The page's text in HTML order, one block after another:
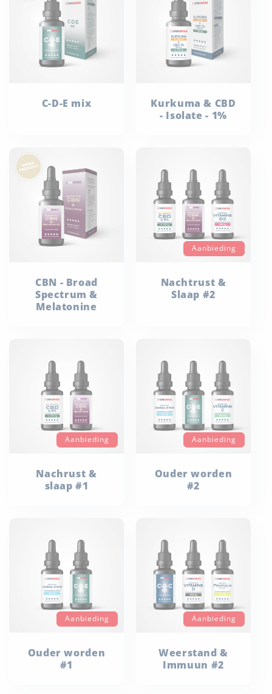
C-D-E mix
Kurkuma & CBD
- Isolate - 1%
CBN - Broad
Spectrum &
Melatonine
Aanbieding
Nachtrust &
Slaap #2
Aanbieding
Nachrust &
slaap #1
Aanbieding
Ouder worden
#2
Aanbieding
Ouder worden
#1
Aanbieding
Weerstand &
Immuun #2